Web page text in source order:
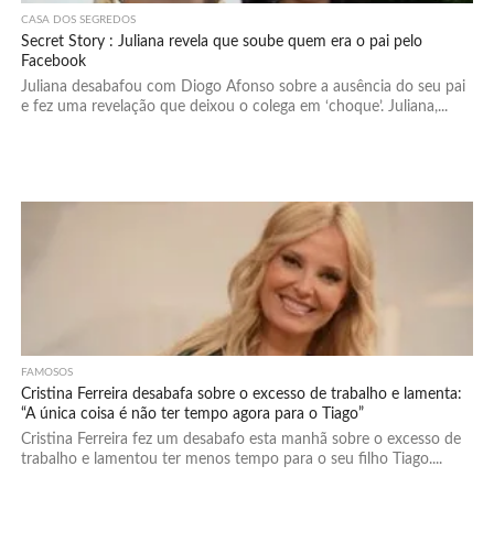
CASA DOS SEGREDOS
Secret Story : Juliana revela que soube quem era o pai pelo
Facebook
Juliana desabafou com Diogo Afonso sobre a ausência do seu pai
e fez uma revelação que deixou o colega em ‘choque’. Juliana,...
FAMOSOS
Cristina Ferreira desabafa sobre o excesso de trabalho e lamenta:
“A única coisa é não ter tempo agora para o Tiago”
Cristina Ferreira fez um desabafo esta manhã sobre o excesso de
trabalho e lamentou ter menos tempo para o seu filho Tiago....